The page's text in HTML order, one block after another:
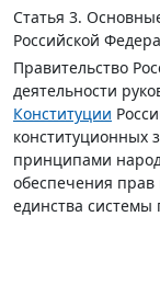
Статья 3.
Российской
Правительство
деятельности
Конституции
конституционных
принципами
обеспечения прав
единства системы